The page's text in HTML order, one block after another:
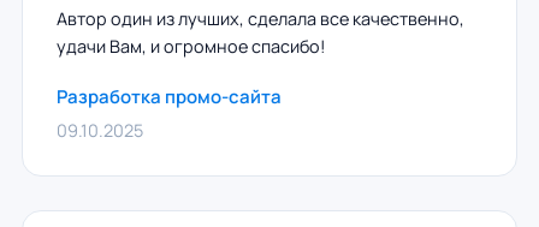
Автор один из лучших, сделала все качественно,
удачи Вам, и огромное спасибо!
Разработка промо-сайта
09.10.2025